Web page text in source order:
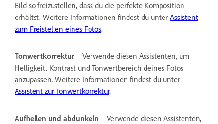
Bild so freizustellen, dass du die perfekte Komposition
erhältst. Weitere Informationen findest du unter Assistent
zum Freistellen eines Fotos.
Tonwertkorrektur
Verwende diesen Assistenten, um
Helligkeit, Kontrast und Tonwertbereich deines Fotos
anzupassen. Weitere Informationen findest du unter
Assistent zur Tonwertkorrektur.
Aufhellen und abdunkeln
Verwende diesen Assistenten,